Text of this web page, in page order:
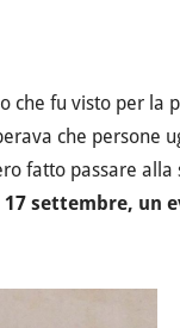
che fu visto per la
che persone
fatto passare
settembre, un